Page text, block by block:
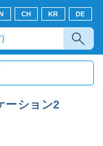
CH KR DE
ーション2